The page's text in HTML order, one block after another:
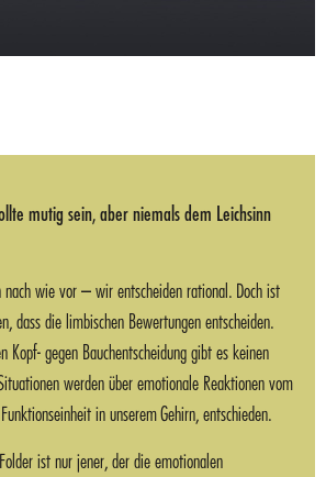
mutig sein, aber niemals dem Leichsinn
nach wie vor – wir entscheiden rational. Doch ist
dass die limbischen Bewertungen entscheiden.
Kopf- gegen Bauchentscheidung gibt es keinen
werden über emotionale Reaktionen vom
in unserem Gehirn, entschieden.
ist nur jener, der die emotionalen